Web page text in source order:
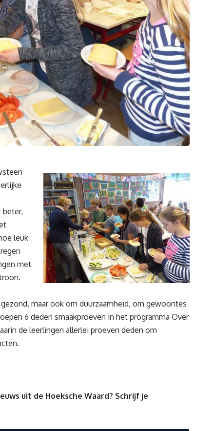
beter,
leuk
met
maar ook om duurzaamheid, om gewoontes
6 deden smaakproeven in het programma Over
de leerlingen allerlei proeven deden om
uit de Hoeksche Waard? Schrijf je